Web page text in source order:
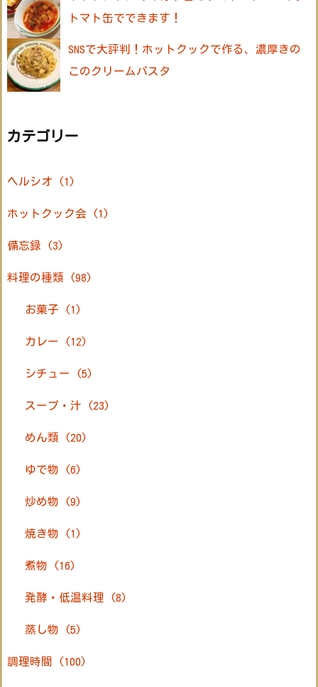
トマト缶でできます！
SNSで大評判！ホットクックで作る、濃厚きの
このクリームパスタ
カテゴリー
ヘルシオ (1)
ホットクック会 (1)
備忘録 (3)
料理の種類 (98)
お菓子 (1)
カレー (12)
シチュー (5)
スープ・汁 (23)
めん類 (20)
ゆで物 (6)
炒め物 (9)
焼き物 (1)
煮物 (16)
発酵・低温料理 (8)
蒸し物 (5)
調理時間 (100)